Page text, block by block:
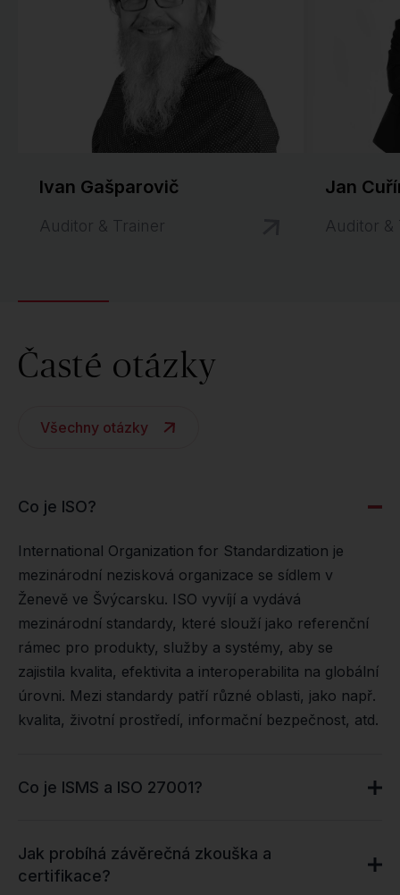
Ivan Gašparovič
Auditor & Trainer
Jan
Auditor &
Časté otázky
Všechny otázky
Co je ISO?
International Organization for Standardization je
mezinárodní nezisková organizace se sídlem v
Ženevě ve Švýcarsku. ISO vyvíjí a vydává
mezinárodní standardy, které slouží jako referenční
rámec pro produkty, služby a systémy, aby se
zajistila kvalita, efektivita a interoperabilita na globální
úrovni. Mezi standardy patří různé oblasti, jako např.
kvalita, životní prostředí, informační bezpečnost, atd.
Co je ISMS a ISO 27001?
Jak probíhá závěrečná zkouška a
certifikace?